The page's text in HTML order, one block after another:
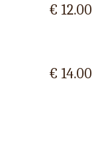
€ 12.00
€ 14.00